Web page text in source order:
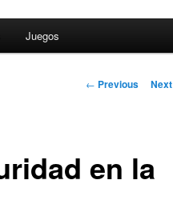
Juegos
Post
← Previous Next
en la